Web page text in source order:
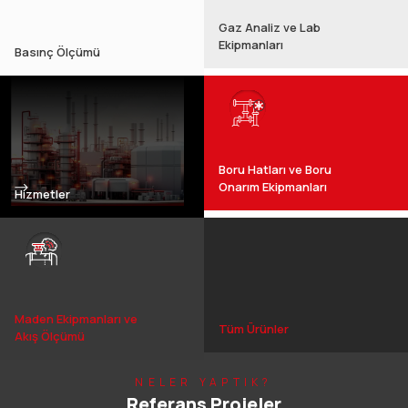
Basınç Ölçümü
Gaz Analiz ve Lab
Ekipmanları
Hizmetler
Boru Hatları ve Boru
Onarım Ekipmanları
Maden Ekipmanları ve
Akış Ölçümü
Tüm Ürünler
NELER YAPTIK?